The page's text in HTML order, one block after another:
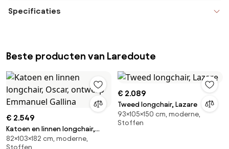
Specificaties
Beste producten van Laredoute
€ 2.549
Katoen en linnen longchair,
Oscar, ontwerp Emmanuel
82×103×182 cm, moderne,
Stoffen
€ 2.089
Tweed longchair, Lazare
93×105×150 cm, moderne,
Stoffen